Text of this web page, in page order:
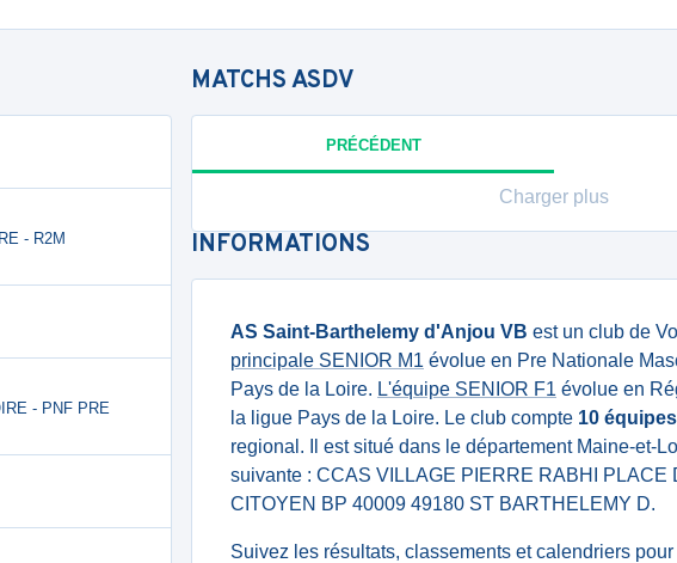
- R2M
- PNF PRE
MATCHSASDV
PRÉCÉDENT
Charger plus
INFORMATIONS
AS Saint-Barthelemy d'Anjou VB est un club de
principale SENIOR M1 évolue en Pre Nationale
Pays de la Loire. L'équipe SENIOR F1 évolue en
la ligue Pays de la Loire. Le club compte 10 équipes
regional. Il est situé dans le département Maine-et-
suivante : CCAS VILLAGE PIERRE RABHI PLACE
CITOYEN BP 40009 49180 ST BARTHELEMY D.
Suivez les résultats, classements et calendriers